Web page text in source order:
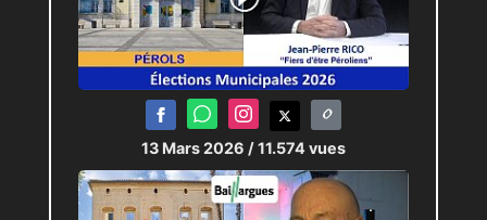
13 Mars 2026 / 11.574 vues